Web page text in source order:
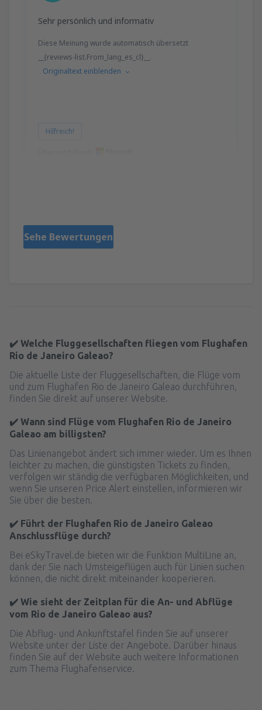
Sehr persönlich und informativ
Diese Meinung wurde automatisch übersetzt
__{reviews-list.From_lang_es_cl}__.
Originaltext einblenden
Hilfreich!
Sehe Bewertungen
✔️ Welche Fluggesellschaften fliegen vom Flughafen
Rio de Janeiro Galeao?
Die aktuelle Liste der Fluggesellschaften, die Flüge vom
und zum Flughafen Rio de Janeiro Galeao durchführen,
finden Sie direkt auf unserer Website.
✔️ Wann sind Flüge vom Flughafen Rio de Janeiro
Galeao am billigsten?
Das Linienangebot ändert sich immer wieder. Um es Ihnen
leichter zu machen, die günstigsten Tickets zu finden,
verfolgen wir ständig die verfügbaren Möglichkeiten, und
wenn Sie unseren Price Alert einstellen, informieren wir
Sie über die besten.
✔️ Führt der Flughafen Rio de Janeiro Galeao
Anschlussflüge durch?
Bei eSkyTravel.de bieten wir die Funktion MultiLine an,
dank der Sie nach Umsteigeflügen auch für Linien suchen
können, die nicht direkt miteinander kooperieren.
✔️ Wie sieht der Zeitplan für die An- und Abflüge
vom Rio de Janeiro Galeao aus?
Die Abflug- und Ankunftstafel finden Sie auf unserer
Website unter der Liste der Angebote. Darüber hinaus
finden Sie auf der Website auch weitere Informationen
zum Thema Flughafenservice.